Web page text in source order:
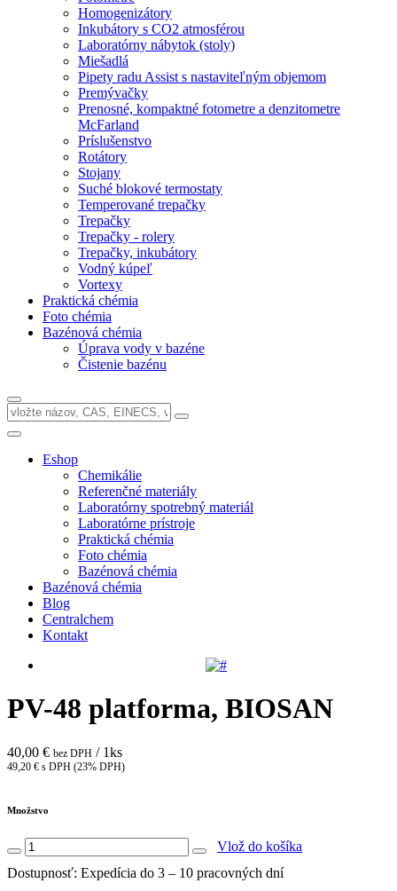
Homogenizátory
Inkubátory s CO2 atmosférou
Laboratórny nábytok (stoly)
Miešadlá
Pipety radu Assist s nastaviteľným objemom
Premývačky
Prenosné, kompaktné fotometre a denzitometre
McFarland
Príslušenstvo
Rotátory
Stojany
Suché blokové termostaty
Temperované trepačky
Trepačky
Trepačky - rolery
Trepačky, inkubátory
Vodný kúpeľ
Vortexy
Praktická chémia
Foto chémia
Bazénová chémia
Úprava vody v bazéne
Čistenie bazénu
Eshop
Chemikálie
Referenčné materiály
Laboratórny spotrebný materiál
Laboratórne prístroje
Praktická chémia
Foto chémia
Bazénová chémia
Bazénová chémia
Blog
Centralchem
Kontakt
PV-48 platforma, BIOSAN
40,00 € bez DPH / 1ks
49,20 € s DPH (23% DPH)
Množstvo
Vlož do košíka
Dostupnosť: Expedícia do 3 – 10 pracovných dní